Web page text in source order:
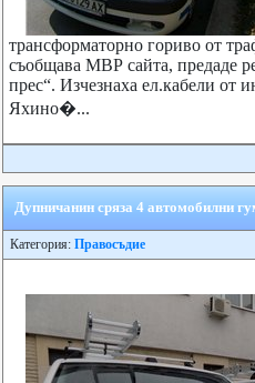
трансформаторно гориво от
съобщава МВР сайта, предаде
прес“. Изчезнаха ел.кабели от
Яхино�...
Дупничанин сряза 4 автомобилни
Категория: Правосъдие